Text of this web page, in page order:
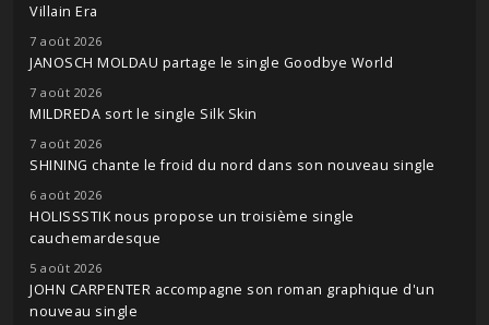
Villain Era
7 août 2026
JANOSCH MOLDAU partage le single Goodbye World
7 août 2026
MILDREDA sort le single Silk Skin
7 août 2026
SHINING chante le froid du nord dans son nouveau single
6 août 2026
HOLISSSTIK nous propose un troisième single
cauchemardesque
5 août 2026
JOHN CARPENTER accompagne son roman graphique d'un
nouveau single